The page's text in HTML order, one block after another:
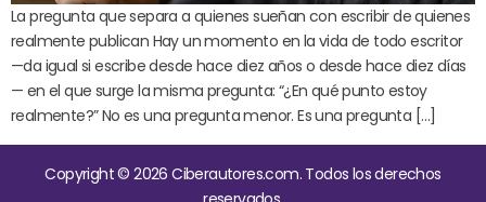
La pregunta que separa a quienes sueñan con escribir de quienes
realmente publican Hay un momento en la vida de todo escritor
—da igual si escribe desde hace diez años o desde hace diez días
— en el que surge la misma pregunta: “¿En qué punto estoy
realmente?” No es una pregunta menor. Es una pregunta […]
Copyright © 2026 Ciberautores.com. Todos los derechos